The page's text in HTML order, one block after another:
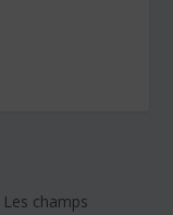
Les champs